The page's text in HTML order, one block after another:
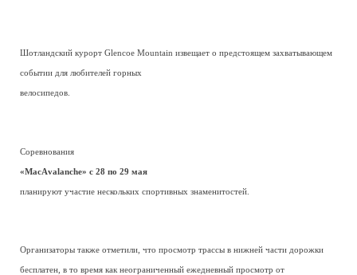
Шотландский курорт Glencoe Mountain извещает о предстоящем захватывающем
событии для любителей горных
велосипедов.
Соревнования
«MaсАvalanche» с 28 по 29 мая
планируют участие нескольких спортивных знаменитостей.
Организаторы также отметили, что просмотр трассы в нижней части дорожки
бесплатен, в то время как неограниченный ежедневный просмотр от